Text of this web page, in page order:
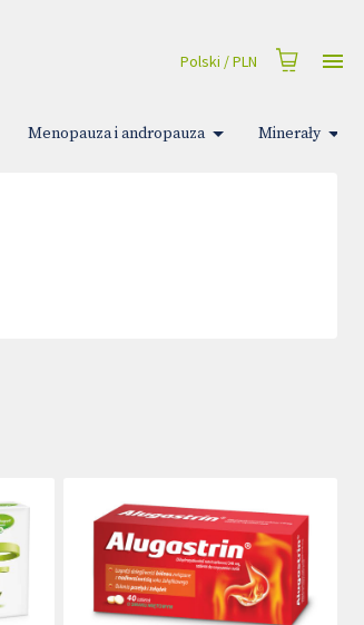
Polski /PLN
Menopauza i andropauza Minerały